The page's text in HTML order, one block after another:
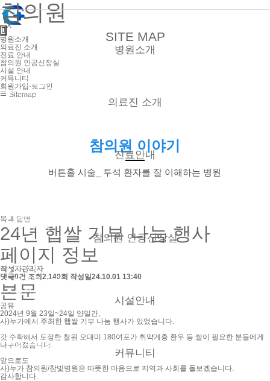
참의원
병원소개
의료진 소개
진료 안내
참의원 인공신장실
시설 안내
커뮤니티
회원가입·로그인
Sitemap
X
SITE MAP
병원소개
● 사단법인 누가 참의원
● 오시는 길
의료진 소개
진료안내
● 비급여 진료항목
● 진료시간
참의원 인공신장실
● 혈액투석
● 버튼홀 시술
● 둘러보기
시설안내
● 층별안내
● 참의원 둘러보기
커뮤니티
참의원 이야기
버튼홀 시술_ 투석 환자를 잘 이해하는 병원
목록 답변
24년 햅쌀 기부 나눔 행사
페이지 정보
작성자관리자
댓글0건 조회 2,140회 작성일24.10.01 13:40
본문
공유
2024년 9월 23일~24일 양일간,
사)누가에서 주최한 햅쌀 기부 나눔 행사가 있었습니다.
갓 수확해서 도정한 철원 오대미 180여포가 취약계층 환우 등 쌀이 필요한 분들에게
나누어졌습니다.
앞으로도
사)누가 참의원/참빛병원은 따뜻한 마음으로 지역과 사회를 돌보겠습니다.
감사합니다.